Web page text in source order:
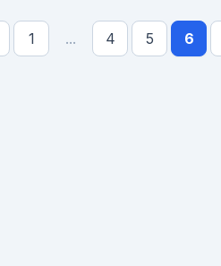
1 ... 4 5 6